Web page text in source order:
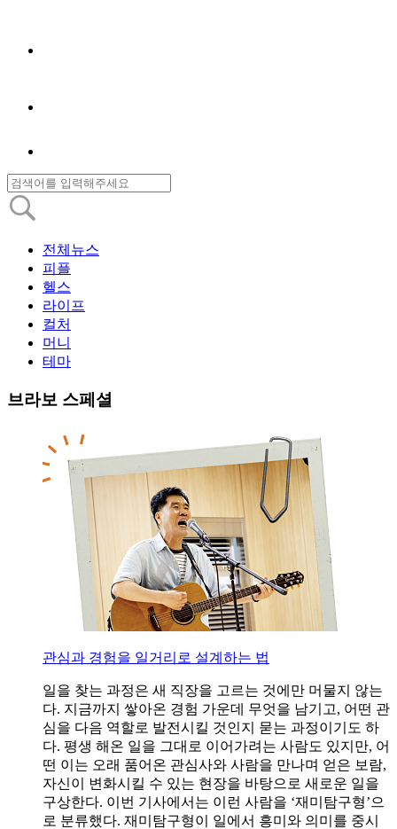
전체뉴스
피플
헬스
라이프
컬처
머니
테마
브라보 스페셜
관심과 경험을 일거리로 설계하는 법
일을 찾는 과정은 새 직장을 고르는 것에만 머물지 않는
다. 지금까지 쌓아온 경험 가운데 무엇을 남기고, 어떤 관
심을 다음 역할로 발전시킬 것인지 묻는 과정이기도 하
다. 평생 해온 일을 그대로 이어가려는 사람도 있지만, 어
떤 이는 오래 품어온 관심사와 사람을 만나며 얻은 보람,
자신이 변화시킬 수 있는 현장을 바탕으로 새로운 일을
구상한다. 이번 기사에서는 이런 사람을 ‘재미탐구형’으
로 분류했다. 재미탐구형이 일에서 흥미와 의미를 중시